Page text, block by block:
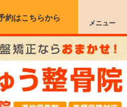
約はこちらから
メニュー